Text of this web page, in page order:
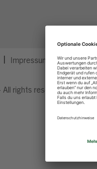
Impressum
All rights reserved